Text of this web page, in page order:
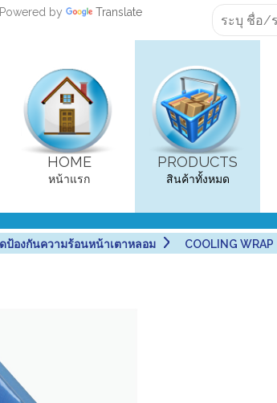
Powered by Translate
HOME
หน้าแรก
PRODUCTS
สินค้าทั้งหมด
ป้องกันความร้อนหน้าเตาหลอม COOLING WRAP